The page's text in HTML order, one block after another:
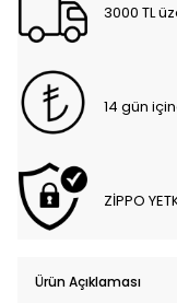
3000 TL
14 gün
ZİPPO
Ürün Açıklaması